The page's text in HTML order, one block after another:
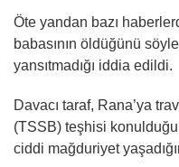
Öte yandan bazı
babasının öldüğünü
yansıtmadığı iddia edildi.
Davacı taraf, Rana’ya
(TSSB) teşhisi
ciddi mağduriyet